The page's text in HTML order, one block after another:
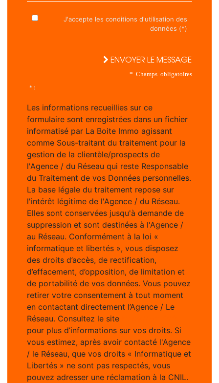
J'accepte les conditions d'utilisation des
données (*)
ENVOYER LE MESSAGE
* Champs obligatoires
* :
Les informations recueillies sur ce
formulaire sont enregistrées dans un fichier
informatisé par La Boite Immo agissant
comme Sous-traitant du traitement pour la
gestion de la clientèle/prospects de
l'Agence / du Réseau qui reste Responsable
du Traitement de vos Données personnelles.
La base légale du traitement repose sur
l'intérêt légitime de l'Agence / du Réseau.
Elles sont conservées jusqu'à demande de
suppression et sont destinées à l'Agence /
au Réseau. Conformément à la loi «
informatique et libertés », vous disposez
des droits d’accès, de rectification,
d’effacement, d’opposition, de limitation et
de portabilité de vos données. Vous pouvez
retirer votre consentement à tout moment
en contactant directement l’Agence / Le
Réseau. Consultez le site
pour plus d’informations sur vos droits. Si
vous estimez, après avoir contacté l'Agence
/ le Réseau, que vos droits « Informatique et
Libertés » ne sont pas respectés, vous
pouvez adresser une réclamation à la CNIL.